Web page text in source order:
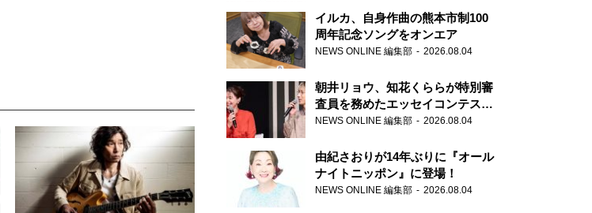
イルカ、自身作曲の熊本市制100
周年記念ソングをオンエア
NEWS ONLINE 編集部 2026.08.04
朝井リョウ、知花くららが特別審
査員を務めたエッセイコンテスト
の特別番組「#いまあなたに伝え
NEWS ONLINE 編集部 2026.08.04
由紀さおりが14年ぶりに『オール
ナイトニッポン』に登場！
NEWS ONLINE 編集部 2026.08.04